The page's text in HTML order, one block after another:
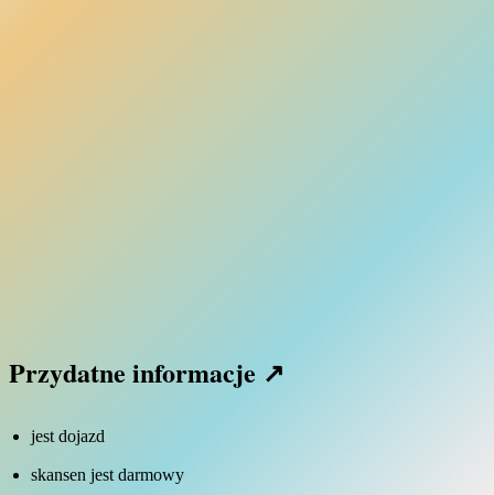
Przydatne informacje ↗
jest dojazd
skansen jest darmowy